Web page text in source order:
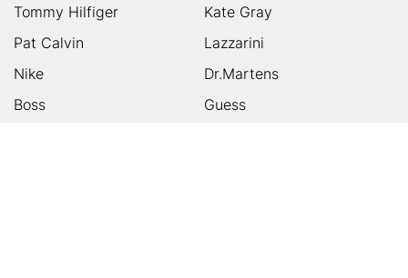
Tommy Hilfiger
Kate Gray
Pat Calvin
Lazzarini
Nike
Dr.Martens
Boss
Guess